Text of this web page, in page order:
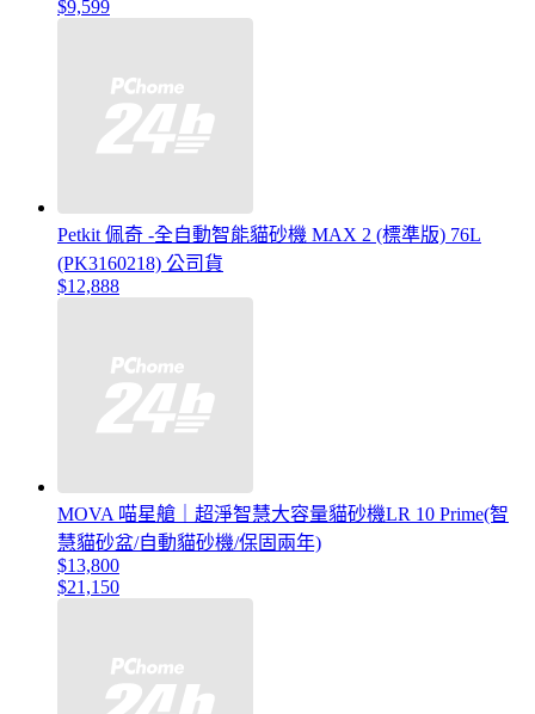
$9,599
Petkit 佩奇 -全自動智能貓砂機 MAX 2 (標準版) 76L
(PK3160218) 公司貨
$12,888
MOVA 喵星艙｜超淨智慧大容量貓砂機LR 10 Prime(智
慧貓砂盆/自動貓砂機/保固兩年)
$13,800
$21,150